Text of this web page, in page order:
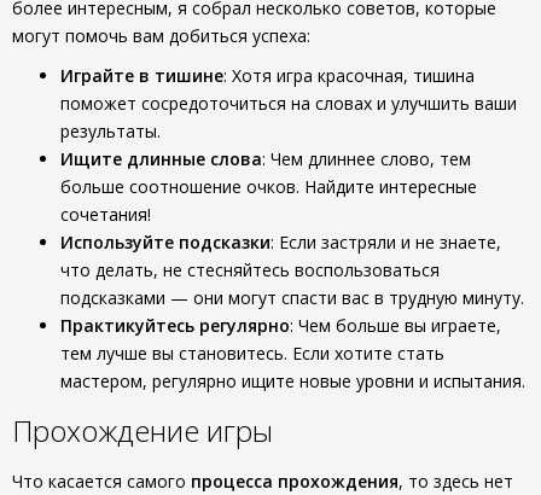
более интересным, я собрал несколько советов, которые
могут помочь вам добиться успеха:
Играйте в тишине: Хотя игра красочная, тишина
поможет сосредоточиться на словах и улучшить ваши
результаты.
Ищите длинные слова: Чем длиннее слово, тем
больше соотношение очков. Найдите интересные
сочетания!
Используйте подсказки: Если застряли и не знаете,
что делать, не стесняйтесь воспользоваться
подсказками — они могут спасти вас в трудную минуту.
Практикуйтесь регулярно: Чем больше вы играете,
тем лучше вы становитесь. Если хотите стать
мастером, регулярно ищите новые уровни и испытания.
Прохождение игры
Что касается самого процесса прохождения, то здесь нет